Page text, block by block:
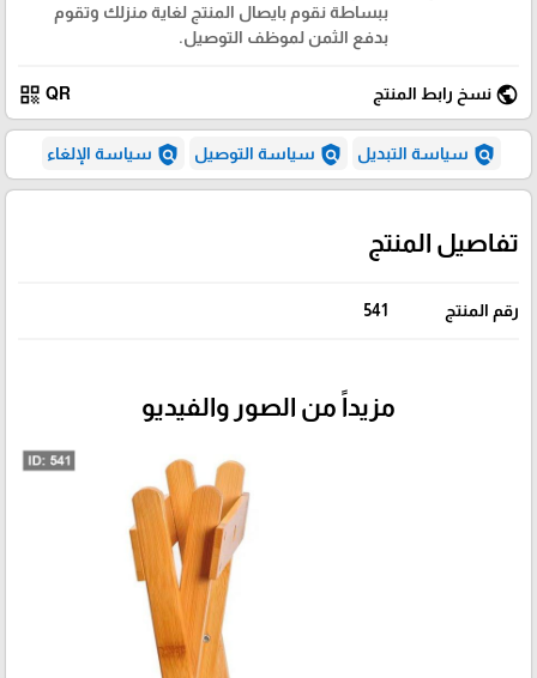
ببساطة نقوم بايصال المنتج لغاية منزلك وتقوم
بدفع الثمن لموظف التوصيل.
public نسخ رابط المنتج QR
qr_code
policy سياسة التبديل policy سياسة التوصيل policy سياسة الإلغاء
تفاصيل المنتج
رقم المنتج 541
مزيداً من الصور والفيديو